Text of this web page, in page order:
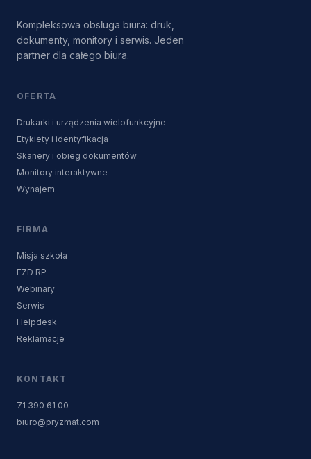
Kompleksowa obsługa biura: druk,
dokumenty, monitory i serwis. Jeden
partner dla całego biura.
OFERTA
Drukarki i urządzenia wielofunkcyjne
Etykiety i identyfikacja
Skanery i obieg dokumentów
Monitory interaktywne
Wynajem
FIRMA
Misja szkoła
EZD RP
Webinary
Serwis
Helpdesk
Reklamacje
KONTAKT
71 390 61 00
biuro@pryzmat.com